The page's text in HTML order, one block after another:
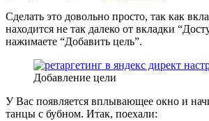
Сделать это довольно просто, так как
находится не так далеко от вкладки
нажимаете “Добавить цель”.
Добавление цели
У Вас появляется вплывающее окно и
танцы с бубном. Итак, поехали: